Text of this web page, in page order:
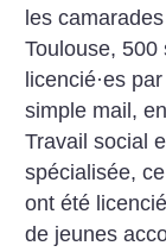
les
Toulouse, 500
licencié·es
simple mail,
Travail social
spécialisée,
ont été licencié
de jeunes